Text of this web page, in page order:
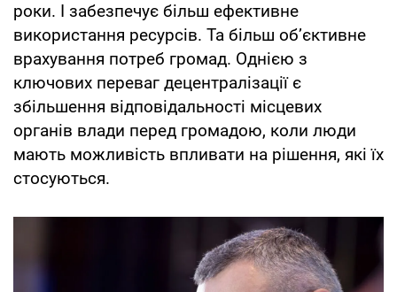
роки. І забезпечує більш ефективне
використання ресурсів. Та більш обʼєктивне
врахування потреб громад. Однією з
ключових переваг децентралізації є
збільшення відповідальності місцевих
органів влади перед громадою, коли люди
мають можливість впливати на рішення, які їх
стосуються.